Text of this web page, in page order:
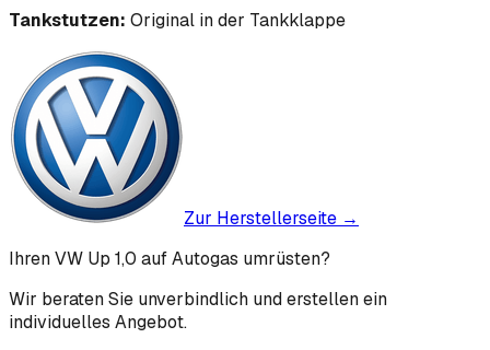
Tankstutzen: Original in der Tankklappe
Zur Herstellerseite →
Ihren VW Up 1,0 auf Autogas umrüsten?
Wir beraten Sie unverbindlich und erstellen ein
individuelles Angebot.